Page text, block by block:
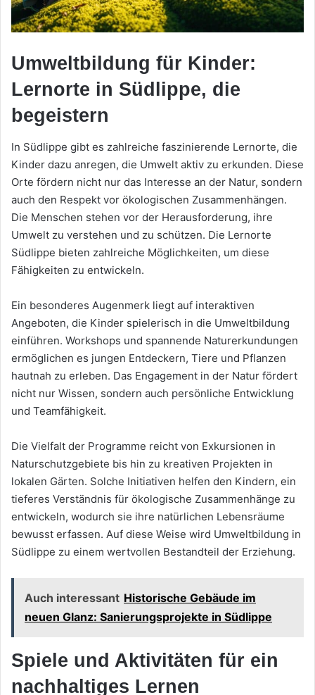
Umweltbildung für Kinder:
Lernorte in Südlippe, die
begeistern
In Südlippe gibt es zahlreiche faszinierende Lernorte, die
Kinder dazu anregen, die Umwelt aktiv zu erkunden. Diese
Orte fördern nicht nur das Interesse an der Natur, sondern
auch den Respekt vor ökologischen Zusammenhängen.
Die Menschen stehen vor der Herausforderung, ihre
Umwelt zu verstehen und zu schützen. Die Lernorte
Südlippe bieten zahlreiche Möglichkeiten, um diese
Fähigkeiten zu entwickeln.
Ein besonderes Augenmerk liegt auf interaktiven
Angeboten, die Kinder spielerisch in die Umweltbildung
einführen. Workshops und spannende Naturerkundungen
ermöglichen es jungen Entdeckern, Tiere und Pflanzen
hautnah zu erleben. Das Engagement in der Natur fördert
nicht nur Wissen, sondern auch persönliche Entwicklung
und Teamfähigkeit.
Die Vielfalt der Programme reicht von Exkursionen in
Naturschutzgebiete bis hin zu kreativen Projekten in
lokalen Gärten. Solche Initiativen helfen den Kindern, ein
tieferes Verständnis für ökologische Zusammenhänge zu
entwickeln, wodurch sie ihre natürlichen Lebensräume
bewusst erfassen. Auf diese Weise wird Umweltbildung in
Südlippe zu einem wertvollen Bestandteil der Erziehung.
Auch interessant Historische Gebäude im
neuen Glanz: Sanierungsprojekte in Südlippe
Spiele und Aktivitäten für ein
nachhaltiges Lernen